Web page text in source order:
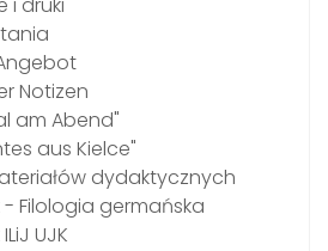
i druki
Notizen
am Abend"
aus Kielce"
dydaktycznych
Filologia germańska
UJK